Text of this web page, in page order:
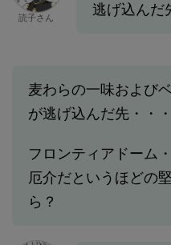
読子さん
逃げ込んだ
麦わらの一味および
が逃げ込んだ先・・・
フロンティアドーム
厄介だというほどの
ら？